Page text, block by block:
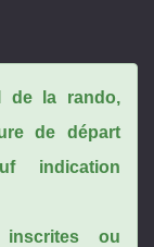
de la rando,
de départ
indication
ou